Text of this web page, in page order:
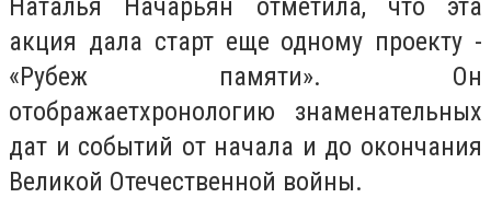
Наталья Начарьян отметила, что эта
акция дала старт еще одному проекту -
«Рубеж памяти». Он
отображаетхронологию знаменательных
дат и событий от начала и до окончания
Великой Отечественной войны.